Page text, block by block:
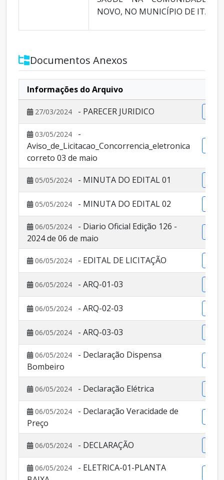
NOVO, NO MUNICÍPIO DE
Documentos Anexos
Informações do Arquivo
27/03/2024 - PARECER JURIDICO
03/05/2024
-
Aviso_de_Licitacao_Concorrencia_eletronica
correto 03 de maio
05/05/2024 - MINUTA DO EDITAL 01
05/05/2024 - MINUTA DO EDITAL 02
06/05/2024
- Diario Oficial Edição 126 -
2024 de 06 de maio
06/05/2024 - EDITAL DE LICITAÇÃO
06/05/2024 - ARQ-01-03
06/05/2024 - ARQ-02-03
06/05/2024 - ARQ-03-03
06/05/2024
- Declaração Dispensa
Bombeiro
06/05/2024 - Declaração Elétrica
06/05/2024
- Declaração Veracidade de
Preço
06/05/2024 - DECLARAÇÃO
06/05/2024
- ELETRICA-01-PLANTA